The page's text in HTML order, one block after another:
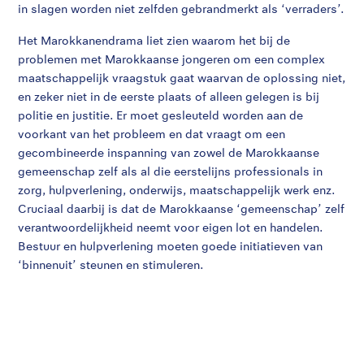
in slagen worden niet zelfden gebrandmerkt als ‘verraders’.
Het Marokkanendrama liet zien waarom het bij de
problemen met Marokkaanse jongeren om een complex
maatschappelijk vraagstuk gaat waarvan de oplossing niet,
en zeker niet in de eerste plaats of alleen gelegen is bij
politie en justitie. Er moet gesleuteld worden aan de
voorkant van het probleem en dat vraagt om een
gecombineerde inspanning van zowel de Marokkaanse
gemeenschap zelf als al die eerstelijns professionals in
zorg, hulpverlening, onderwijs, maatschappelijk werk enz.
Cruciaal daarbij is dat de Marokkaanse ‘gemeenschap’ zelf
verantwoordelijkheid neemt voor eigen lot en handelen.
Bestuur en hulpverlening moeten goede initiatieven van
‘binnenuit’ steunen en stimuleren.